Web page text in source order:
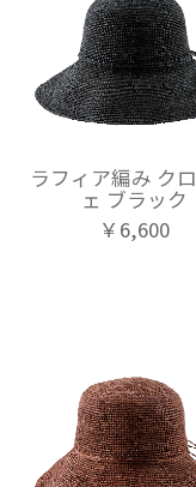
ラフィア編み ク
ェ ブラック
￥6,600